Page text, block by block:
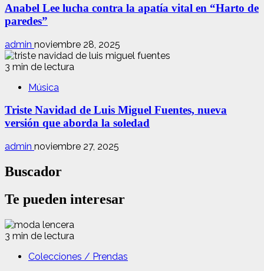
Anabel Lee lucha contra la apatía vital en “Harto de
paredes”
admin noviembre 28, 2025
3 min de lectura
Música
Triste Navidad de Luis Miguel Fuentes, nueva
versión que aborda la soledad
admin noviembre 27, 2025
Buscador
Te pueden interesar
3 min de lectura
Colecciones / Prendas